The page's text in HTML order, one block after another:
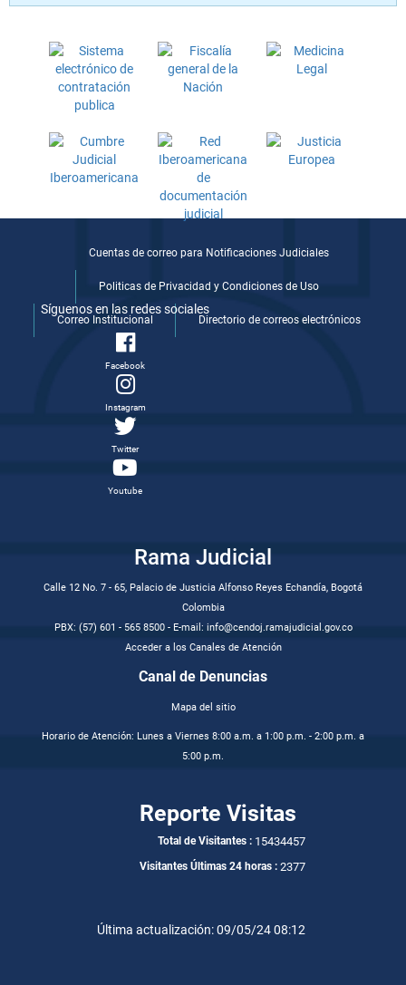
Cuentas de correo para Notificaciones Judiciales
Politicas de Privacidad y Condiciones de Uso
Correo Institucional Directorio de correos electrónicos
Síguenos en las redes sociales
Facebook
Instagram
Twitter
Youtube
Rama Judicial
Calle 12 No. 7 - 65, Palacio de Justicia Alfonso Reyes Echandía, Bogotá
Colombia
PBX: (57) 601 - 565 8500 - E-mail: info@cendoj.ramajudicial.gov.co
Acceder a los Canales de Atención
Canal de Denuncias
Mapa del sitio
Horario de Atención: Lunes a Viernes 8:00 a.m. a 1:00 p.m. - 2:00 p.m. a
5:00 p.m.
Reporte Visitas
Total de Visitantes : 15434457
Visitantes Últimas 24 horas : 2377
Última actualización: 09/05/24 08:12